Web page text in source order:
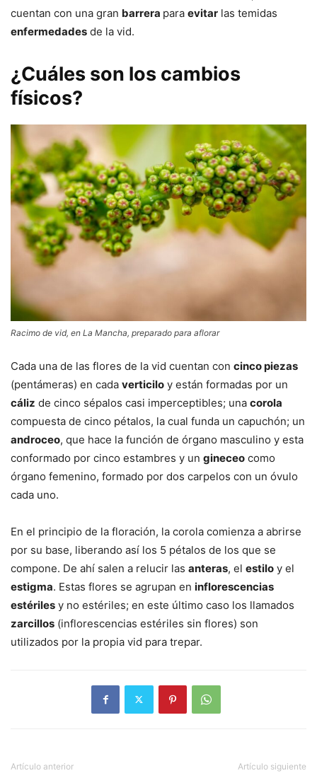
cuentan con una gran barrera para evitar las temidas
enfermedades de la vid.
¿Cuáles son los cambios
físicos?
Racimo de vid, en La Mancha, preparado para aflorar
Cada una de las flores de la vid cuentan con cinco piezas
(pentámeras) en cada verticilo y están formadas por un
cáliz de cinco sépalos casi imperceptibles; una corola
compuesta de cinco pétalos, la cual funda un capuchón; un
androceo, que hace la función de órgano masculino y esta
conformado por cinco estambres y un gineceo como
órgano femenino, formado por dos carpelos con un óvulo
cada uno.
En el principio de la floración, la corola comienza a abrirse
por su base, liberando así los 5 pétalos de los que se
compone. De ahí salen a relucir las anteras, el estilo y el
estigma. Estas flores se agrupan en inflorescencias
estériles y no estériles; en este último caso los llamados
zarcillos (inflorescencias estériles sin flores) son
utilizados por la propia vid para trepar.
Artículo anterior Artículo siguiente